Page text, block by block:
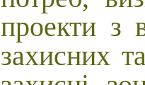
проекти з
захисних